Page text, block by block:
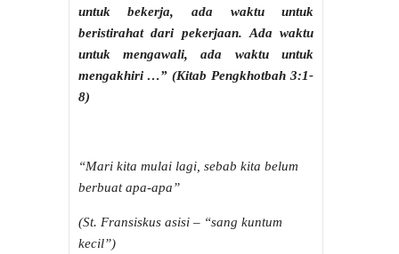
untuk bekerja, ada waktu untuk
beristirahat dari pekerjaan. Ada waktu
untuk mengawali, ada waktu untuk
mengakhiri …” (Kitab Pengkhotbah 3:1-
8)
“Mari kita mulai lagi, sebab kita belum
berbuat apa-apa”
(St. Fransiskus asisi – “sang kuntum
kecil”)